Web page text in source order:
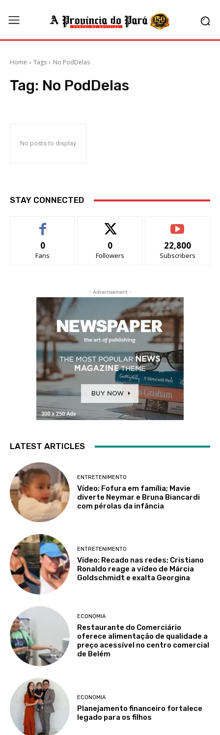
Home Tags No PodDelas
Tag: No PodDelas
No posts to display
STAY CONNECTED
0
Fans
0
Followers
22,800
Subscribers
- Advertisement -
LATEST ARTICLES
ENTRETENIMENTO
Vídeo: Fofura em família; Mavie
diverte Neymar e Bruna Biancardi
com pérolas da infância
ENTRETENIMENTO
Vídeo: Recado nas redes; Cristiano
Ronaldo reage a vídeo de Márcia
Goldschmidt e exalta Georgina
ECONOMIA
Restaurante do Comerciário
oferece alimentação de qualidade a
preço acessível no centro comercial
de Belém
ECONOMIA
Planejamento financeiro fortalece
legado para os filhos